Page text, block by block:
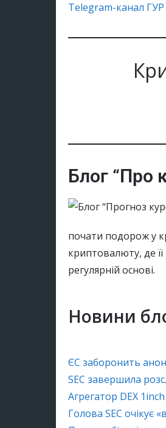
Telegram-канал
Блог “Про
почати подорож у
криптовалюту, де
регулярній основі.
Новини
ЄС заборонить
SEC завершила
Агрегатор DEX
Голова SEC очікує